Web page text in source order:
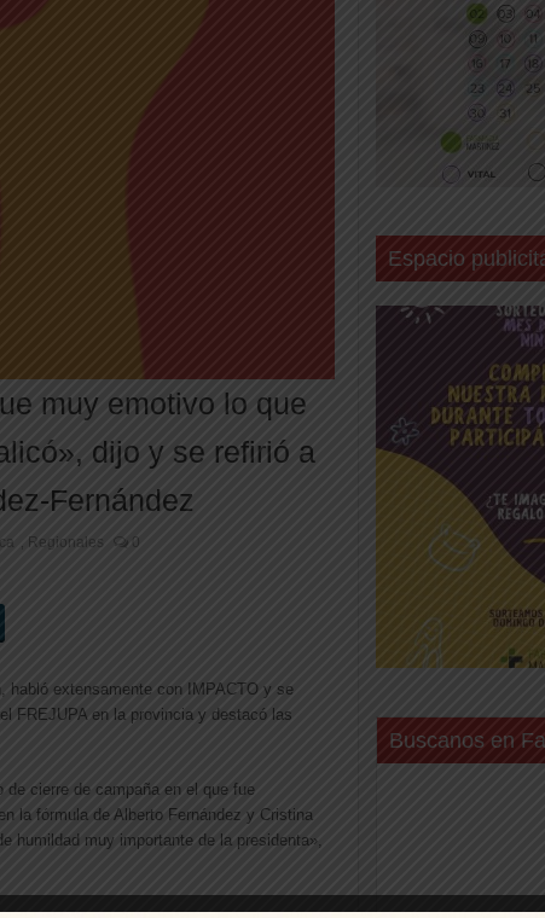
muy emotivo lo que
dijo y se refirió a
Fernández
Regionales 0
habló extensamente con IMPACTO y se
FREJUPA en la provincia y destacó las
cierre de campaña en el que fue
la fórmula de Alberto Fernández y Cristina
humildad muy importante de la presidenta»,
Espacio
Buscanos en